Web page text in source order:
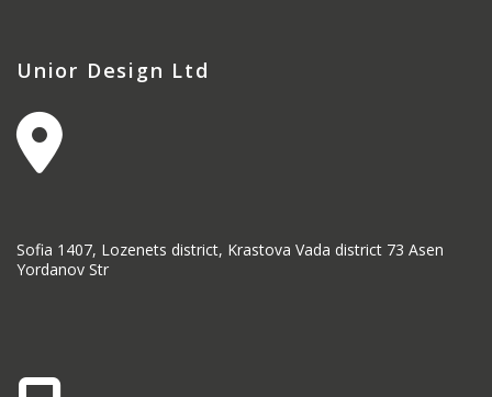
Unior Design Ltd
Sofia 1407, Lozenets district, Krastova Vada district 73 Asen
Yordanov Str